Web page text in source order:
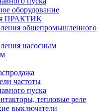
оборудование
ПРАКТИК
общепромышленного
насосным
частоты
пуска
тепловые реле
выключатели